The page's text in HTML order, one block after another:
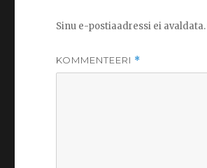
Sinu e-postiaadressi ei avaldata.
KOMMENTEERI *